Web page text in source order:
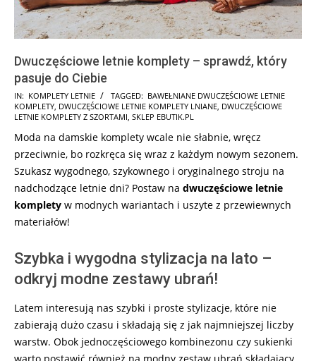
Dwuczęściowe letnie komplety – sprawdź, który
pasuje do Ciebie
2026-
05-
IN: KOMPLETY LETNIE TAGGED: BAWEŁNIANE DWUCZĘŚCIOWE LETNIE
KOMPLETY, DWUCZĘŚCIOWE LETNIE KOMPLETY LNIANE, DWUCZĘŚCIOWE
LETNIE KOMPLETY Z SZORTAMI, SKLEP EBUTIK.PL
Moda na damskie komplety wcale nie słabnie, wręcz
przeciwnie, bo rozkręca się wraz z każdym nowym sezonem.
Szukasz wygodnego, szykownego i oryginalnego stroju na
nadchodzące letnie dni? Postaw na dwuczęściowe letnie
komplety w modnych wariantach i uszyte z przewiewnych
materiałów!
Szybka i wygodna stylizacja na lato –
odkryj modne zestawy ubrań!
Latem interesują nas szybki i proste stylizacje, które nie
zabierają dużo czasu i składają się z jak najmniejszej liczby
warstw. Obok jednoczęściowego kombinezonu czy sukienki